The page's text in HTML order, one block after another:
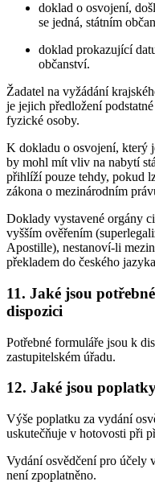
doklad o osvojení,
se jedná, státním
doklad prokazující
občanství.
Žadatel na vyžádání
je jejich předložení
fyzické osoby.
K dokladu o osvojení, který
by mohl mít vliv na nabytí
přihlíží pouze tehdy, pokud
zákona o mezinárodním
Doklady vystavené orgány
vyšším ověřením
Apostille), nestanoví-li
překladem do českého
11. Jaké jsou
dispozici
Potřebné formuláře jsou k
zastupitelském úřadu.
12. Jaké jsou
Výše poplatku za vydání
uskutečňuje v hotovosti při
Vydání osvědčení pro účely
není zpoplatněno.